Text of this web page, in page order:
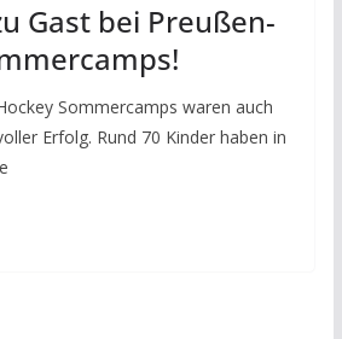
Gast bei Preußen-
Sommercamps waren auch
Erfolg. Rund 70 Kinder haben in